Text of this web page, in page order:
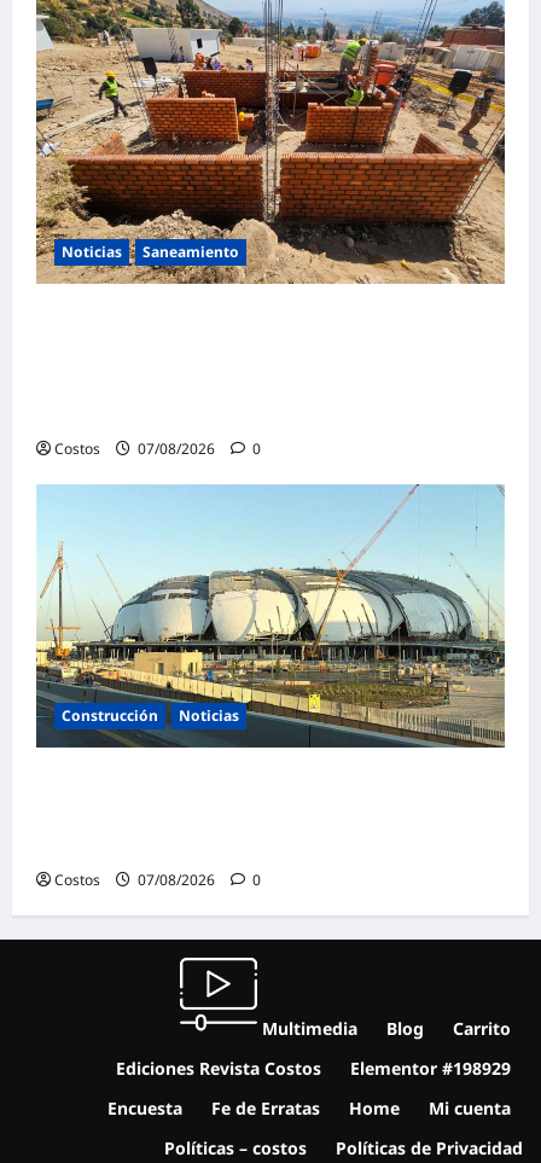
Noticias Saneamiento
Costos 07/08/2026 0
Construcción Noticias
Costos 07/08/2026 0
Multimedia Blog
Carrito
Ediciones Revista Costos
Elementor #198929
Encuesta
Fe de Erratas Home
Mi cuenta
Políticas – costos
Políticas de Privacidad